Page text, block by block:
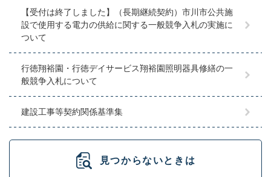
【受付は終了しました】（長期継続契約）市川市公共施
設で使用する電力の供給に関する一般競争入札の実施に
ついて
行徳翔裕園・行徳デイサービス翔裕園照明器具修繕の一
般競争入札について
建設工事等契約関係基準集
見つからないときは